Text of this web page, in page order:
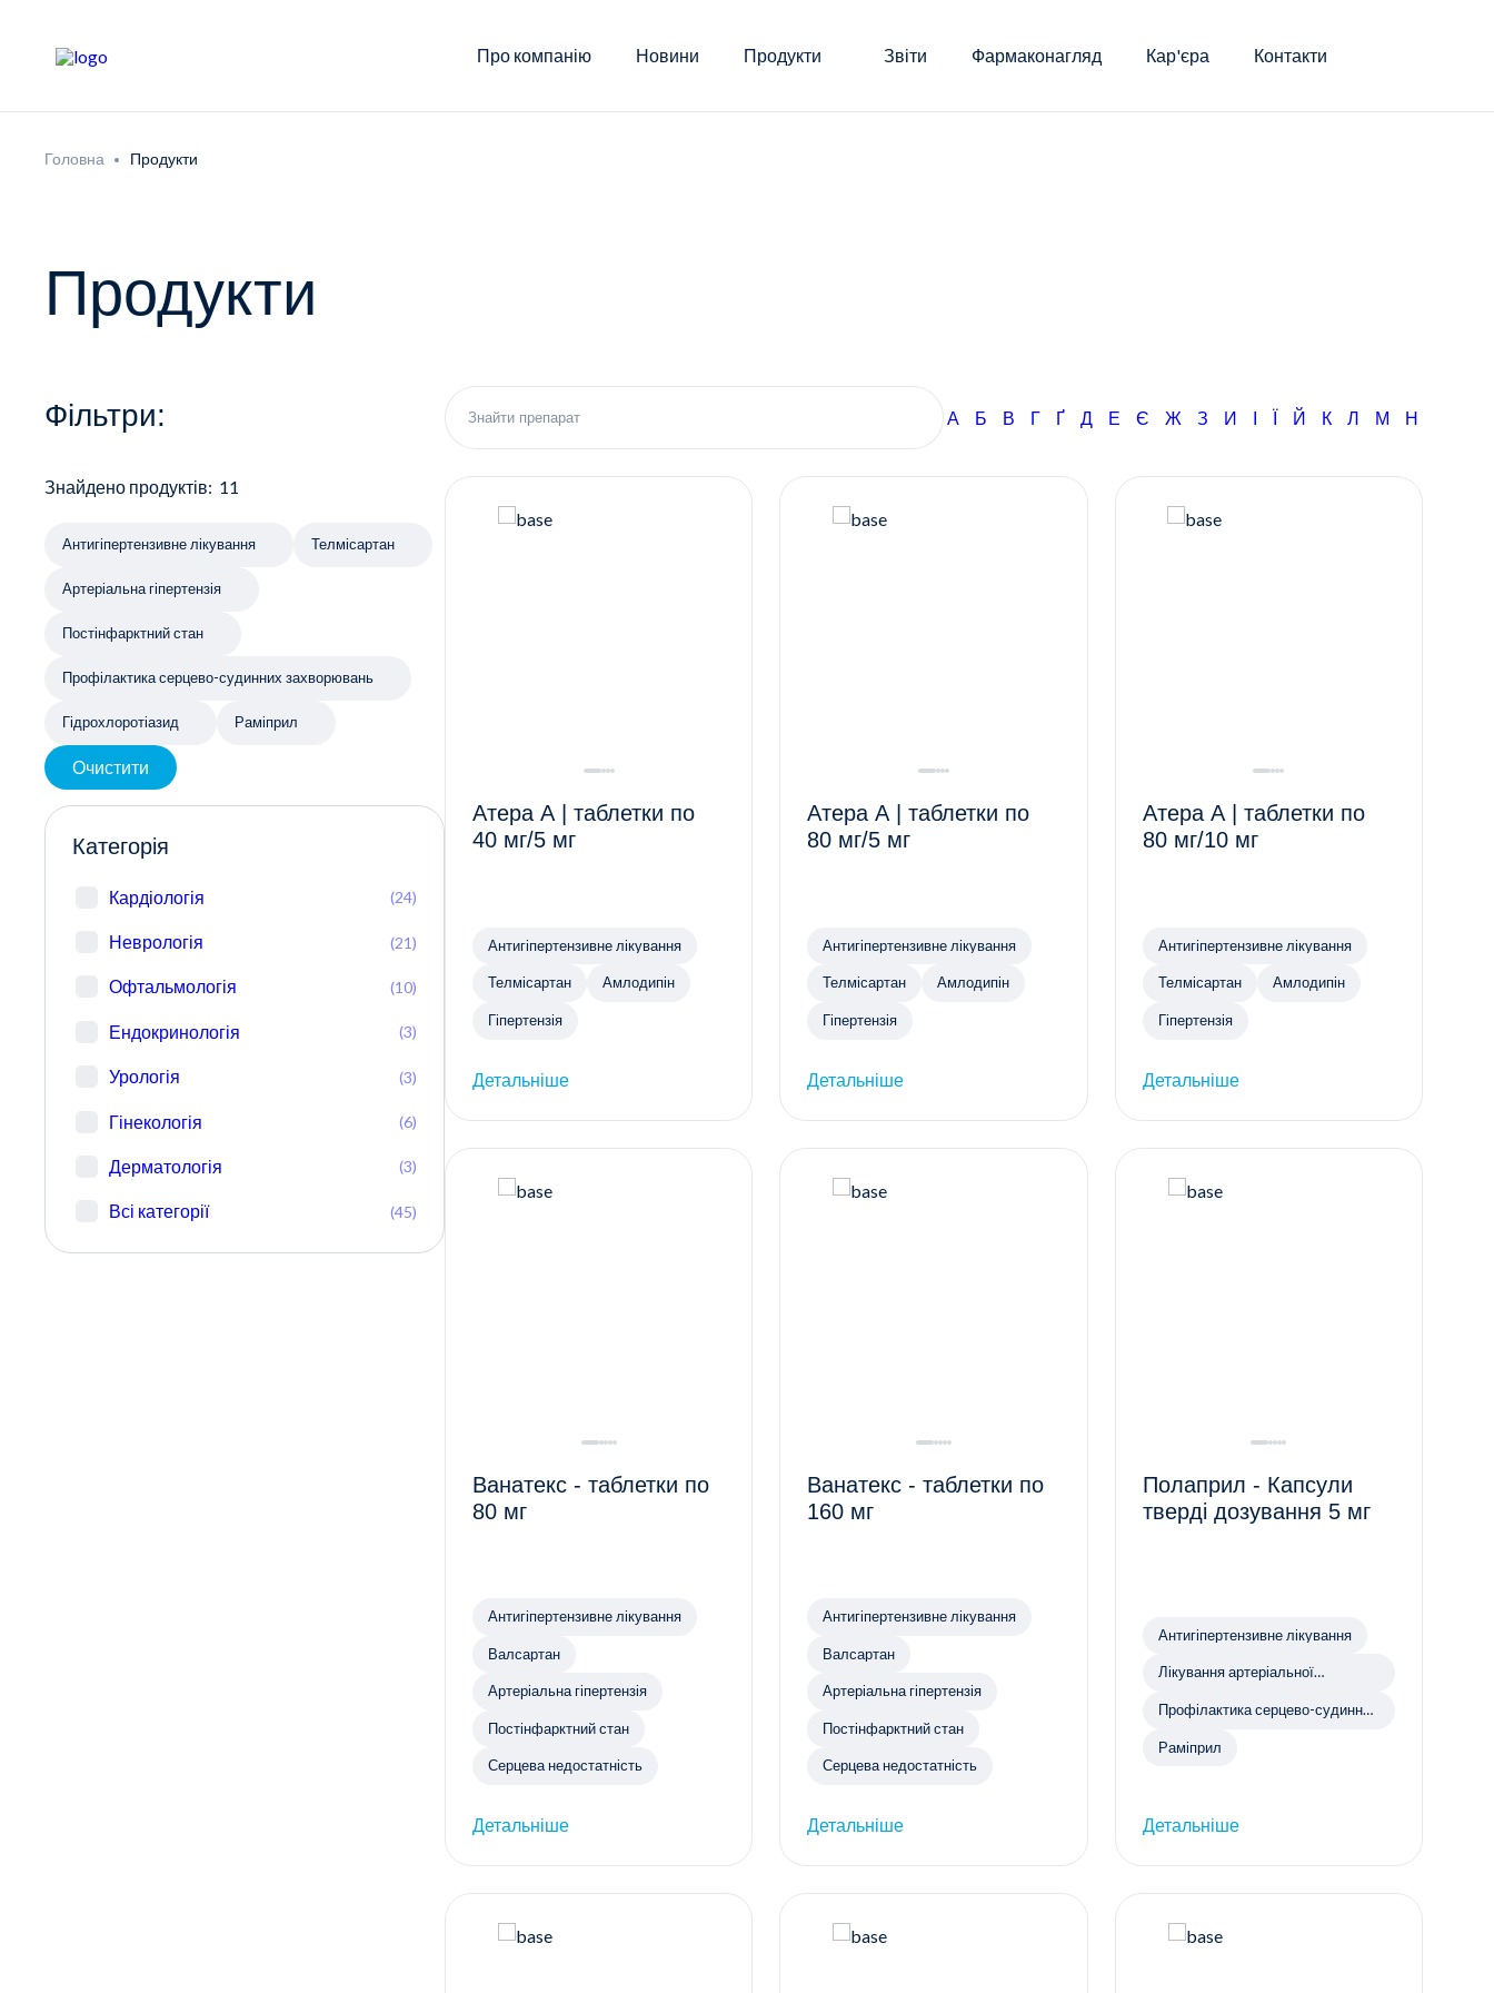
Про компанію Новини Продукти Звіти Фармаконагляд Кар'єра Контакти
Головна Продукти
Продукти
Фільтри:
Знайдено продуктів: 11
Антигіпертензивне лікування Телмісартан
Артеріальна гіпертензія
Постінфарктний стан
Профілактика серцево-судинних захворювань
Гідрохлоротіазид Раміприл
Очистити
Категорія
Кардіологія (24)
Неврологія (21)
Офтальмологія (10)
Ендокринологія (3)
Урологія (3)
Гінекологія (6)
Дерматологія (3)
Всі категорії (45)
А Б В Г Ґ Д Е Є Ж З И І Ї Й К Л М Н
Атера А | таблетки по
40 мг/5 мг
Антигіпертензивне лікування
Телмісартан Амлодипін
Гіпертензія
Детальніше
Атера А | таблетки по
80 мг/5 мг
Антигіпертензивне лікування
Телмісартан Амлодипін
Гіпертензія
Детальніше
Атера А | таблетки по
80 мг/10 мг
Антигіпертензивне лікування
Телмісартан Амлодипін
Гіпертензія
Детальніше
Ванатекс - таблетки по
80 мг
Антигіпертензивне лікування
Валсартан
Артеріальна гіпертензія
Постінфарктний стан
Серцева недостатність
Детальніше
Ванатекс - таблетки по
160 мг
Антигіпертензивне лікування
Валсартан
Артеріальна гіпертензія
Постінфарктний стан
Серцева недостатність
Детальніше
Полаприл - Капсули
тверді дозування 5 мг
Антигіпертензивне лікування
Лікування артеріальної
Профілактика серцево-судинних
Раміприл
Детальніше